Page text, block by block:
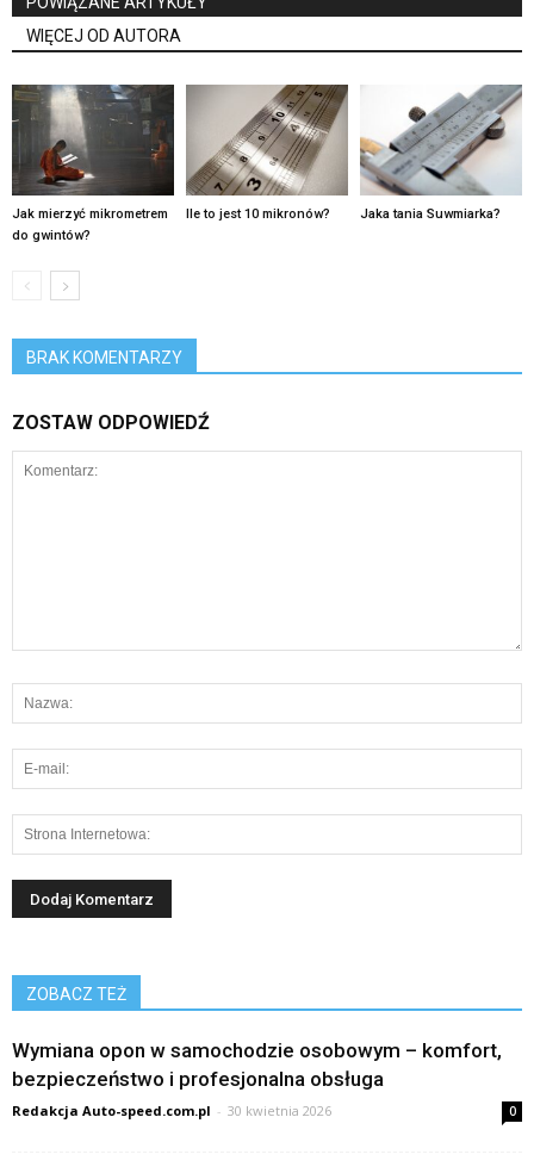
WIĘCEJ OD AUTORA
Jak mierzyć mikrometrem
do gwintów?
Ile to jest 10 mikronów? Jaka tania Suwmiarka?
BRAK KOMENTARZY
ZOSTAW ODPOWIEDŹ
ZOBACZ TEŻ
Wymiana opon w samochodzie osobowym – komfort,
bezpieczeństwo i profesjonalna obsługa
Redakcja Auto-speed.com.pl - 30 kwietnia 2026 0